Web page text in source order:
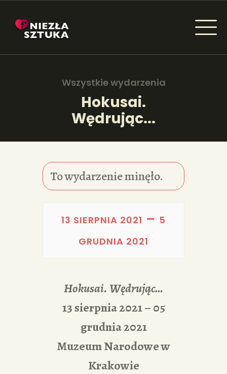
Wszystkie wydarzenia
Hokusai.
Wędrując...
NIEZŁA SZTUKA - NEWSY
AKTUALNOŚCI
ARTYKUŁY
INSPIRACJE
To wydarzenie minęło.
13 SIERPNIA 2021 – 5
GRUDNIA 2021
Hokusai. Wędrując…
13 sierpnia 2021 – 05
grudnia 2021
Muzeum Narodowe w
Krakowie